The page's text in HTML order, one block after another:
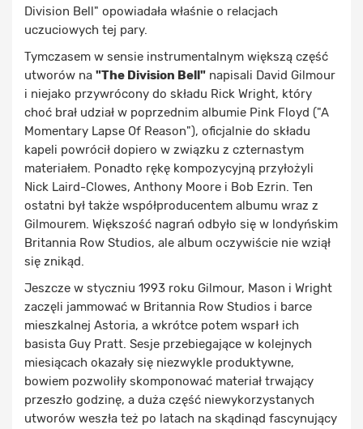
Division Bell" opowiadała właśnie o relacjach
uczuciowych tej pary.
Tymczasem w sensie instrumentalnym większą część
utworów na "The Division Bell" napisali David Gilmour
i niejako przywrócony do składu Rick Wright, który
choć brał udział w poprzednim albumie Pink Floyd ("A
Momentary Lapse Of Reason"), oficjalnie do składu
kapeli powrócił dopiero w związku z czternastym
materiałem. Ponadto rękę kompozycyjną przyłożyli
Nick Laird-Clowes, Anthony Moore i Bob Ezrin. Ten
ostatni był także współproducentem albumu wraz z
Gilmourem. Większość nagrań odbyło się w londyńskim
Britannia Row Studios, ale album oczywiście nie wziął
się znikąd.
Jeszcze w styczniu 1993 roku Gilmour, Mason i Wright
zaczęli jammować w Britannia Row Studios i barce
mieszkalnej Astoria, a wkrótce potem wsparł ich
basista Guy Pratt. Sesje przebiegające w kolejnych
miesiącach okazały się niezwykle produktywne,
bowiem pozwoliły skomponować materiał trwający
przeszło godzinę, a duża część niewykorzystanych
utworów weszła też po latach na skądinąd fascynujący